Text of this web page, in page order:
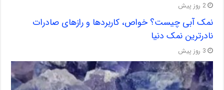
2 روز پیش
نمک آبی چیست؟ خواص، کاربردها و رازهای صادرات
نادرترین نمک دنیا
3 روز پیش